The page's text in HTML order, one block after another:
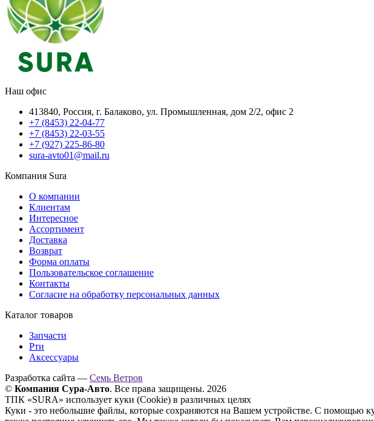
Наш офис
413840, Россия, г. Балаково, ул. Промышленная, дом 2/2, офис 2
+7 (8453) 22-04-77
+7 (8453) 22-03-55
+7 (927) 225-86-80
sura-avto01@mail.ru
Компания Sura
О компании
Клиентам
Интересное
Ассортимент
Доставка
Возврат
Форма оплаты
Пользовательское соглашение
Контакты
Согласие на обработку персональных данных
Каталог товаров
Запчасти
Рти
Аксессуары
Разработка сайта — Семь Ветров
© Компания Сура-Авто. Все права защищены. 2026
ТПК «SURA» использует куки (Cookie) в различных целях
Куки - это небольшие файлы, которые сохраняются на Вашем устройстве. С помощью